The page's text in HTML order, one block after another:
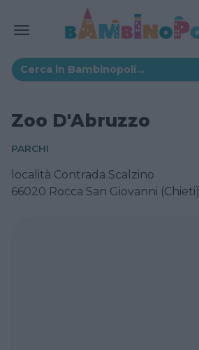
Zoo D'Abruzzo
PARCHI
località Contrada Scalzino
66020 Rocca San Giovanni (Chieti)